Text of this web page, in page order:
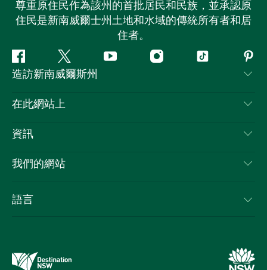
尊重原住民作為該州的首批居民和民族，並承認原
住民是新南威爾士州土地和水域的傳統所有者和居
住者。
Facebook嘰
嘰
喳
Youtube Instagram抖
造訪新南威爾斯州
聯絡我們
隱私
Cookie 通知
在此網站上
目的地
新南威爾斯州公路旅行
活動
資訊
旅行資訊
新南威爾斯的商業
我們的網站
新南威爾士州旅遊局（Destination NSW）媒體中心
語言